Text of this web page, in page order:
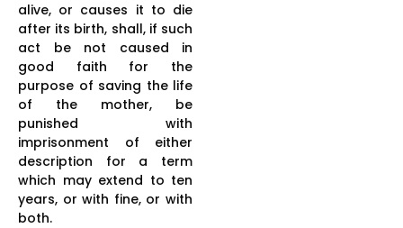
alive, or causes it to die
after its birth, shall, if such
act be not caused in
good faith for the
purpose of saving the life
of the mother, be
punished with
imprisonment of either
description for a term
which may extend to ten
years, or with fine, or with
both.